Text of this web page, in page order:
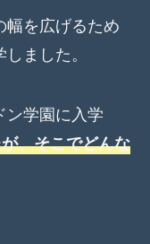
幅を広げるため
ました。
ン学園に入学
、そこでどんな